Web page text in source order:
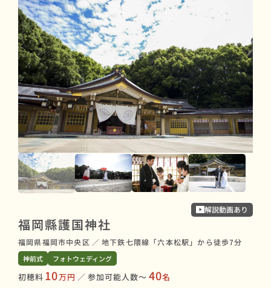
解説動画あり
福岡縣護国神社
福岡県福岡市中央区 ／ 地下鉄七隈線「六本松駅」から徒歩7分
神前式 フォトウェディング
初穂料 10万円 ／ 参加可能人数〜 40名